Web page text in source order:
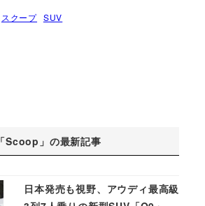
スクープ SUV
「Scoop」の最新記事
日本発売も視野、アウディ最高級